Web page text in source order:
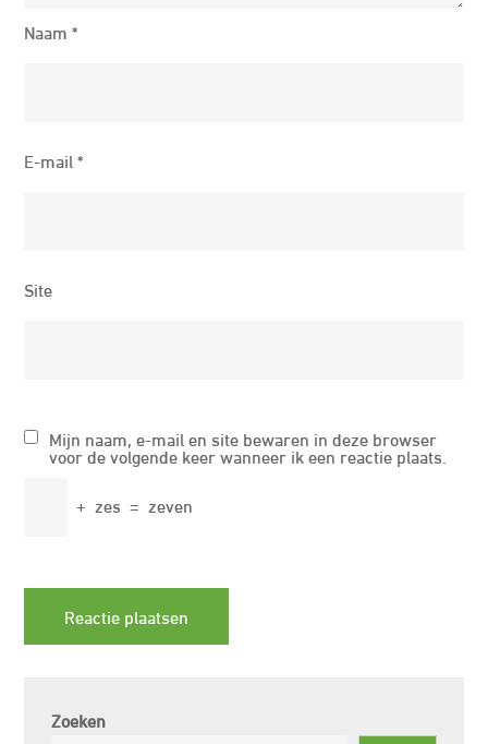
Naam*
E-mail*
Site
Mijn naam, e-mail en site bewaren in deze browser
voor de volgende keer wanneer ik een reactie plaats.
+ zes = zeven
Zoeken